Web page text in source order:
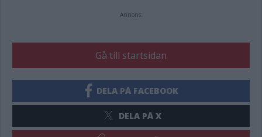
Annons:
Gå till startsidan
DELA PÅ FACEBOOK
DELA PÅ X